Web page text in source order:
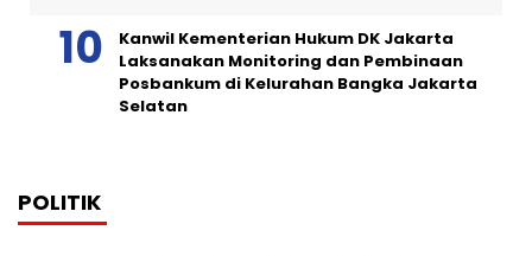
Kanwil Kementerian Hukum DK Jakarta
Laksanakan Monitoring dan Pembinaan
Posbankum di Kelurahan Bangka Jakarta
Selatan
POLITIK